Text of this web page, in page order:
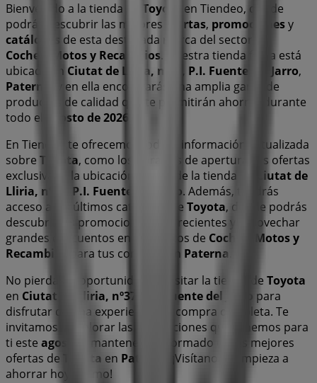
Bienvenido a la tienda de Toyota
en Tiendeo, donde
podrás descubrir las mejores
ofertas, promocionesy
catálogos
de esta destacada marca del sector de
Coches, Motos y Recambios . Nuestra tienda física está
ubicada en Ciutat de Lliria, nº37, P.I. Fuente del Jarro,
Paterna
, y en ella encontrarás una amplia gama de
productos de calidad que te permitirán ahorrar durante
todo el
agosto de 2026
En Tiendeo te ofrecemos toda la información actualizada
sobre Toyota, como los horarios de apertura, las ofertas
exclusivas y la ubicación exacta de la tienda en
Ciutat de
Lliria, nº37, P.I. Fuente del Jarro. Además, tendrás
acceso a los últimos catálogos de Toyota, donde podrás
descubrir las promociones más recientes y aprovechar
grandes descuentos en productos de Coches, Motos y
Recambios
para tus compras en Paterna
No pierdas la oportunidad de visitar la tienda de Toyota
en Ciutat de Lliria, nº37, P.I. Fuente del Jarro
para
disfrutar de una experiencia de compra completa. Te
invitamos a explorar las promociones que tenemos para
ti este agosto
y mantenerte informado de las mejores
ofertas de
Toyota en Paterna
. ¡Visítanos y empieza a
ahorrar hoy mismo!